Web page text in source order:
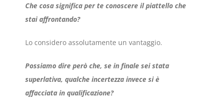
Che cosa significa per te conoscere il piattello che
stai affrontando?
Lo considero assolutamente un vantaggio.
Possiamo dire però che, se in finale sei stata
superlativa, qualche incertezza invece si è
affacciata in qualificazione?